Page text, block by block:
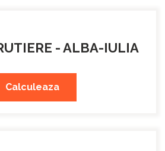
- ALBA-IULIA
Calculeaza